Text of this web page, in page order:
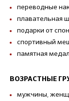
переводные
плавательная
подарки от
спортивный
памятная
ВОЗРАСТНЫЕ
мужчины,